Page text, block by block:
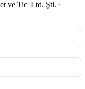
ve Tic. Ltd. Şti. ·